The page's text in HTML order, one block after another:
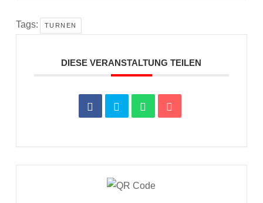
Tags: TURNEN
DIESE VERANSTALTUNG TEILEN